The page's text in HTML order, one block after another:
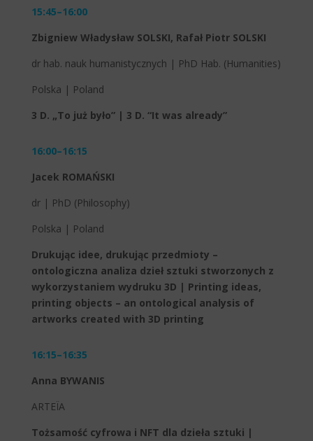
15:45–16:00
Zbigniew Władysław SOLSKI, Rafał Piotr SOLSKI
dr hab. nauk humanistycznych | PhD Hab. (Humanities)
Polska | Poland
3 D. „To już było” | 3 D. “It was already”
16:00–16:15
Jacek ROMAŃSKI
dr | PhD (Philosophy)
Polska | Poland
Drukując idee, drukując przedmioty –
ontologiczna analiza dzieł sztuki stworzonych z
wykorzystaniem wydruku 3D | Printing ideas,
printing objects – an ontological analysis of
artworks created with 3D printing
16:15–16:35
Anna BYWANIS
ARTEÏA
Tożsamość cyfrowa i NFT dla dzieła sztuki |